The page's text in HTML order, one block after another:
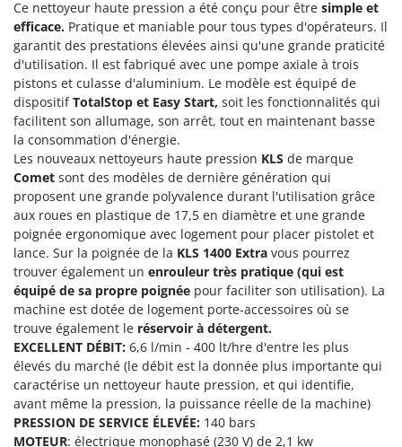
Machines de nettoyage pour panneaux photovoltaïques et surfaces vitrées
Machines pour la transformation des fruits
Machines sous vide
Motobineuses
Motoculteurs
Motofaucheuses
Motopompes pour irrigation
Moulins à céréales électriques
Moulins à farine
N
Nettoyeurs et Balais à vapeur
Nettoyeurs haute pression
Nettoyeurs tapis, moquettes et tapisseries
P
Peignes vibreurs et Secoueurs à olives
Pelles rétros pour tracteur
Fama Industrie
Famag
Famur
FARMER
FBC
Ferrari Group
Ferroni
Ferrua
FIAC
FIEM
Fimar
FINI
Fiorentini
Fiskars
Flymo
Fontana Forni
Forest Master
Ce nettoyeur haute pression a été conçu pour être simple et
efficace. Pratique et maniable pour tous types d'opérateurs. Il
garantit des prestations élevées ainsi qu'une grande praticité
d'utilisation. Il est fabriqué avec une pompe axiale à trois
pistons et culasse d'aluminium. Le modèle est équipé de
dispositifTotalStop et Easy Start, soit les fonctionnalités qui
facilitent son allumage, son arrêt, tout en maintenant basse
la consommation d'énergie.
Les nouveaux nettoyeurs haute pression KLS de marque
Comet sont des modèles de dernière génération qui
proposent une grande polyvalence durant l'utilisation grâce
aux roues en plastique de 17,5 en diamètre et une grande
poignée ergonomique avec logement pour placer pistolet et
lance. Sur la poignée de la KLS 1400 Extra vous pourrez
trouver également un enrouleur très pratique (qui est
équipé de sa propre poignée pour faciliter son utilisation). La
machine est dotée de logement porte-accessoires où se
trouve également le réservoir à détergent.
EXCELLENT DÉBIT: 6,6 l/min - 400 lt/hre d'entre les plus
élevés du marché (le débit est la donnée plus importante qui
caractérise un nettoyeur haute pression, et qui identifie,
avant même la pression, la puissance réelle de la machine)
PRESSION DE SERVICE ÉLEVÉE: 140 bars
MOTEUR: électrique monophasé (230 V) de 2,1 kw